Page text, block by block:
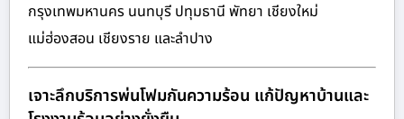
กรุงเทพมหานคร นนทบุรี ปทุมธานี พัทยา เชียงใหม่
แม่ฮ่องสอน เชียงราย และลำปาง
เจาะลึกบริการพ่นโฟมกันความร้อน แก้ปัญหาบ้านและ